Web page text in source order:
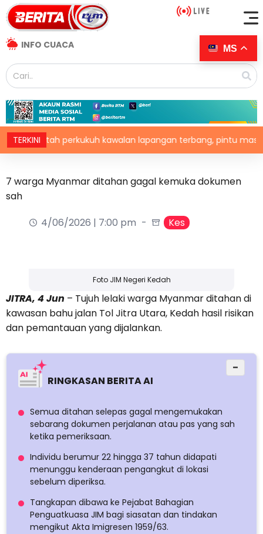
INFO CUACA
TERKINI
titah perkukuh kawalan lapangan terbang, pintu masuk
7 warga Myanmar ditahan gagal kemuka dokumen
sah
4/06/2026 | 7:00 pm
Kes
Foto JIM Negeri Kedah
JITRA, 4 Jun – Tujuh lelaki warga Myanmar ditahan di
kawasan bahu jalan Tol Jitra Utara, Kedah hasil risikan
dan pemantauan yang dijalankan.
RINGKASAN BERITA AI
−
Semua ditahan selepas gagal mengemukakan
sebarang dokumen perjalanan atau pas yang sah
ketika pemeriksaan.
Individu berumur 22 hingga 37 tahun didapati
menunggu kenderaan pengangkut di lokasi
sebelum diperiksa.
Tangkapan dibawa ke Pejabat Bahagian
Penguatkuasa JIM bagi siasatan dan tindakan
mengikut Akta Imigresen 1959/63.
MS